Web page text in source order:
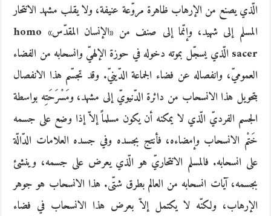
الّذي يصنع من الإرهاب ظاهرة مروّعة عنيفة، ولا يقلب مشهد الانتحار
المسلم إلى شهيد، وإنّما إلى صنف من «الإنسان المقدّس» homo
sacer الّذي يسجّل بموته دخوله في حوزة الإلهيّ وانسحابه من الفضاء
العموميّ، وانفصاله عن فضاء الجماعة الدّينيّ. وقد تجسّم هذا الانفصال
بتحويل هذا الانسحاب من دائرة الدّنيويّ إلى مشهد، ومَسْرَحَتِه بواسطة
الجسم الفرديّ الّذي لا يمكنه أن يكون مسلماً إلاّ إذا وضع على جسمه
خَتْم الانسحاب وإمضاءه، فأنتج بجسده وفي جسده العلامات الدّالّة
على انسحابه. فالمسلم الانتحاريّ هو الّذي يعرض على جسمه، وينشئ
بجسمه، آيات انسحابه من العالم بطرق شتّى. هذا الانسحاب هو جوهر
الإرهاب، ولكنّه لا يكتمل إلاّ بعرض هذا الانسحاب في فضاء